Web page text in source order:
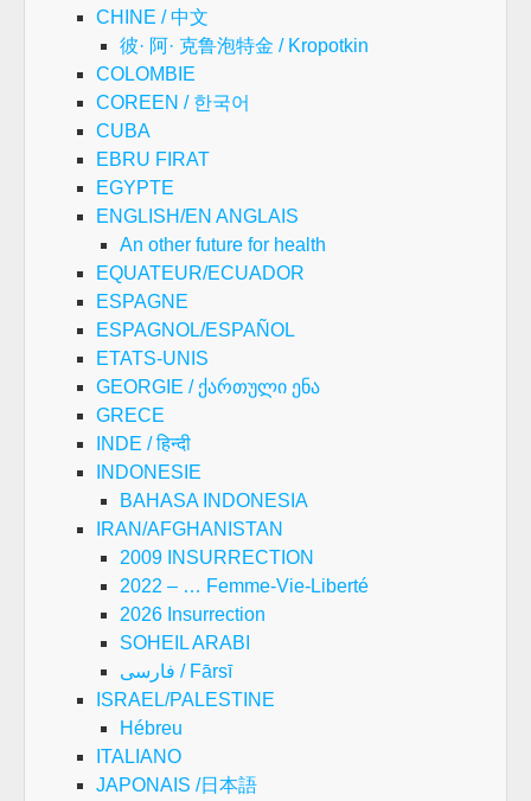
CHINE / 中文
彼· 阿· 克鲁泡特金 / Kropotkin
COLOMBIE
COREEN / 한국어
CUBA
EBRU FIRAT
EGYPTE
ENGLISH/EN ANGLAIS
An other future for health
EQUATEUR/ECUADOR
ESPAGNE
ESPAGNOL/ESPAÑOL
ETATS-UNIS
GEORGIE / ქართული ენა
GRECE
INDE / हिन्दी
INDONESIE
BAHASA INDONESIA
IRAN/AFGHANISTAN
2009 INSURRECTION
2022 – … Femme-Vie-Liberté
2026 Insurrection
SOHEIL ARABI
فارسی / Fārsī
ISRAEL/PALESTINE
Hébreu
ITALIANO
JAPONAIS /日本語